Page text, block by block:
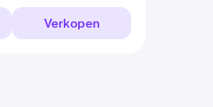
Verkopen